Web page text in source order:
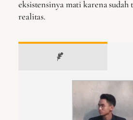
eksistensinya mati karena sudah
realitas.